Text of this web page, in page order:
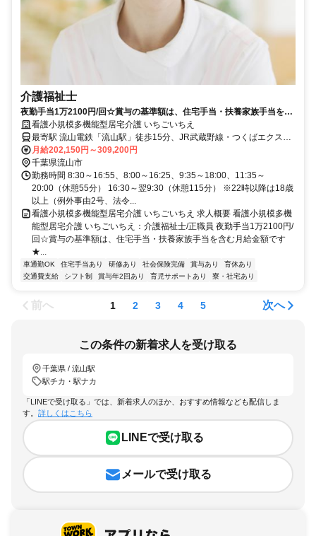
介護福祉士
夜勤手当1万2100円/回☆賞与の基準額は、住宅手当・扶養家族手当を含
む月給金額です★月収25万550円・35万7600円可！【流山市・看護小規
模多機能・介護福祉士・正職員・流山駅】
看護小規模多機能型居宅介護 いちごいちえ
最寄駅 流山電鉄「流山駅」徒歩15分、JR武蔵野線・つくばエクスプ
レス「南流山駅」よりバス「花輪城址公園前」下車徒歩0分
月給202,150円～309,200円
千葉県流山市
勤務時間 8:30～16:55、8:00～16:25、9:35～18:00、11:35～
20:00（休憩55分） 16:30～翌9:30（休憩115分） ※22時以降は18歳
以上（例外事由2号、法令...
看護小規模多機能型居宅介護 いちごいちえ 求人概要 看護小規模多機
能型居宅介護 いちごいちえ：介護福祉士/正職員 夜勤手当1万2100円/
回☆賞与の基準額は、住宅手当・扶養家族手当を含む月給金額です
★...
車通勤OK 住宅手当あり 研修あり 社会保険完備 賞与あり
育休あり
交通費支給
シフト制 賞与年2回あり 育児サポートあり 寮・社宅あり
前へ 1 2 3 4 5 次へ
この条件の新着求人を受け取る
千葉県 / 流山駅
駅チカ・駅ナカ
「LINEで受け取る」では、新着求人のほか、おすすめ情報なども配信しま
す。 詳しくはこちら
LINEで受け取る
メールで受け取る